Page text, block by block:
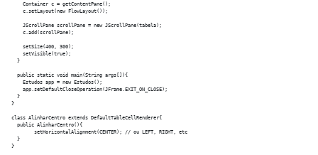
    Container c = getContentPane();
    c.setLayout(new FlowLayout());
    JScrollPane scrollPane = new JScrollPane(tabela);
    c.add(scrollPane);
    setSize(400, 300);
    setVisible(true);
  }
  public static void main(String args[]){
    Estudos app = new Estudos();
    app.setDefaultCloseOperation(JFrame.EXIT_ON_CLOSE);
  }
}
class AlinharCentro extends DefaultTableCellRenderer{
  public AlinharCentro(){
  }